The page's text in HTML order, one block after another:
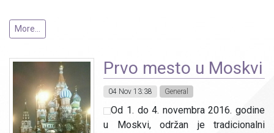
More...
Prvo mesto u Moskvi
04 Nov 13:38 General
Od 1. do 4. novembra 2016. godine
u Moskvi, održan je tradicionalni